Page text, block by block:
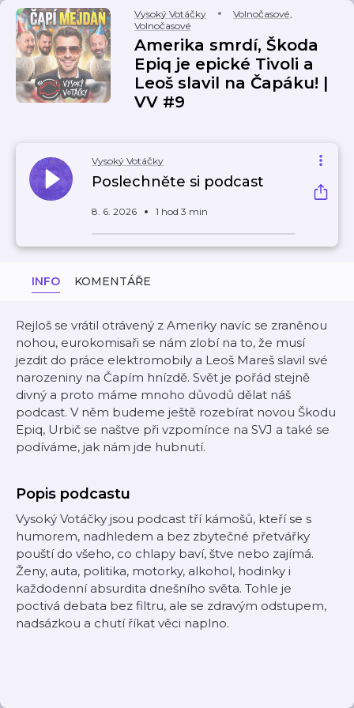
Vysoký Votáčky Volnočasové,
Volnočasové
Amerika smrdí, Škoda
Epiq je epické Tivoli a
Leoš slavil na Čapáku! |
VV #9
Vysoký Votáčky
Poslechněte si podcast
8. 6. 2026 1 hod 3 min
INFO KOMENTÁŘE
Rejloš se vrátil otrávený z Ameriky navíc se zraněnou
nohou, eurokomisaři se nám zlobí na to, že musí
jezdit do práce elektromobily a Leoš Mareš slavil své
narozeniny na Čapím hnízdě. Svět je pořád stejně
divný a proto máme mnoho důvodů dělat náš
podcast. V něm budeme ještě rozebírat novou Škodu
Epiq, Urbič se naštve při vzpomínce na SVJ a také se
podíváme, jak nám jde hubnutí.
Popis podcastu
Vysoký Votáčky jsou podcast tří kámošů, kteří se s
humorem, nadhledem a bez zbytečné přetvářky
pouští do všeho, co chlapy baví, štve nebo zajímá.
Ženy, auta, politika, motorky, alkohol, hodinky i
každodenní absurdita dnešního světa. Tohle je
poctivá debata bez filtru, ale se zdravým odstupem,
nadsázkou a chutí říkat věci naplno.